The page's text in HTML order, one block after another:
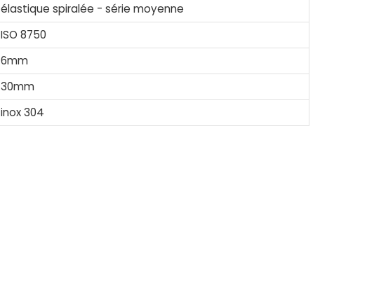
élastique spiralée - série moyenne
ISO 8750
6mm
30mm
inox 304